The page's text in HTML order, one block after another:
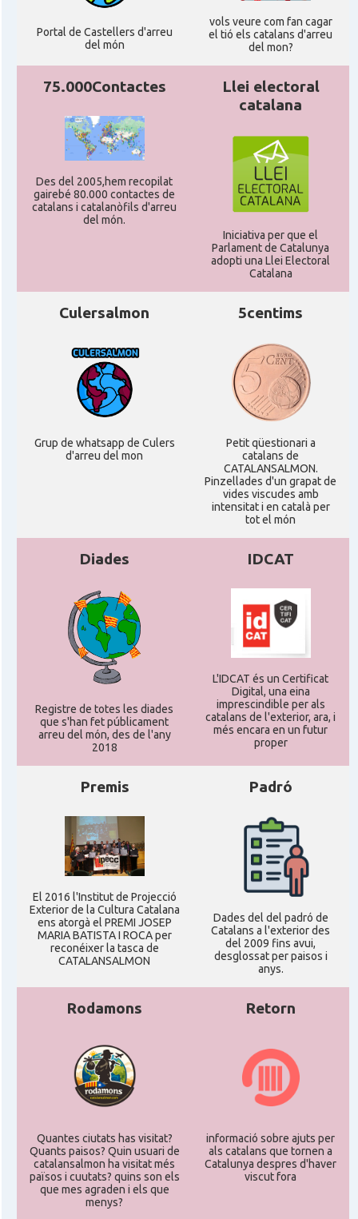
Portal de Castellers d'arreu
del món
vols veure com fan cagar
el tió els catalans d'arreu
del mon?
75.000Contactes
Des del 2005,hem recopilat
gairebé 80.000 contactes de
catalans i catalanòfils d'arreu
del món.
Llei electoral
catalana
Iniciativa per que el
Parlament de Catalunya
adopti una Llei Electoral
Catalana
Culersalmon
Grup de whatsapp de Culers
d'arreu del mon
5centims
Petit qüestionari a
catalans de
CATALANSALMON.
Pinzellades d'un grapat de
vides viscudes amb
intensitat i en català per
tot el món
Diades
Registre de totes les diades
que s'han fet públicament
arreu del món, des de l'any
2018
IDCAT
L'IDCAT és un Certificat
Digital, una eina
imprescindible per als
catalans de l'exterior, ara, i
més encara en un futur
proper
Premis
El 2016 l'Institut de Projecció
Exterior de la Cultura Catalana
ens atorgà el PREMI JOSEP
MARIA BATISTA I ROCA per
reconéixer la tasca de
CATALANSALMON
Padró
Dades del del padró de
Catalans a l'exterior des
del 2009 fins avui,
desglossat per paisos i
anys.
Rodamons
Quantes ciutats has visitat?
Quants paisos? Quin usuari de
catalansalmon ha visitat més
països i cuutats? quins son els
que mes agraden i els que
menys?
Retorn
informació sobre ajuts per
als catalans que tornen a
Catalunya despres d'haver
viscut fora